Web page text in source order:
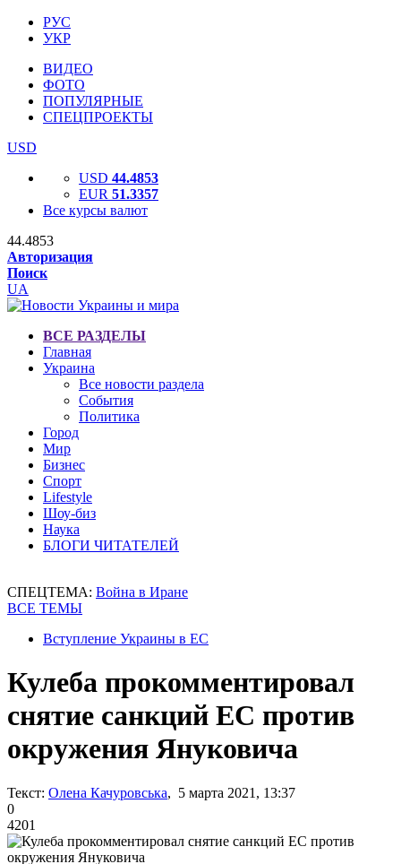
РУС
УКР
ВИДЕО
ФОТО
ПОПУЛЯРНЫЕ
СПЕЦПРОЕКТЫ
USD
USD 44.4853
EUR 51.3357
Все курсы валют
44.4853
Авторизация
Поиск
UA
ВСЕ РАЗДЕЛЫ
Главная
Украина
Все новости раздела
События
Политика
Город
Мир
Бизнес
Спорт
Lifestyle
Шоу-биз
Наука
БЛОГИ ЧИТАТЕЛЕЙ
СПЕЦТЕМА: Война в Иране
ВСЕ ТЕМЫ
Вступление Украины в ЕС
Кулеба прокомментировал
снятие санкций ЕС против
окружения Януковича
Текст: Олена Качуровська, 5 марта 2021, 13:37
0
4201